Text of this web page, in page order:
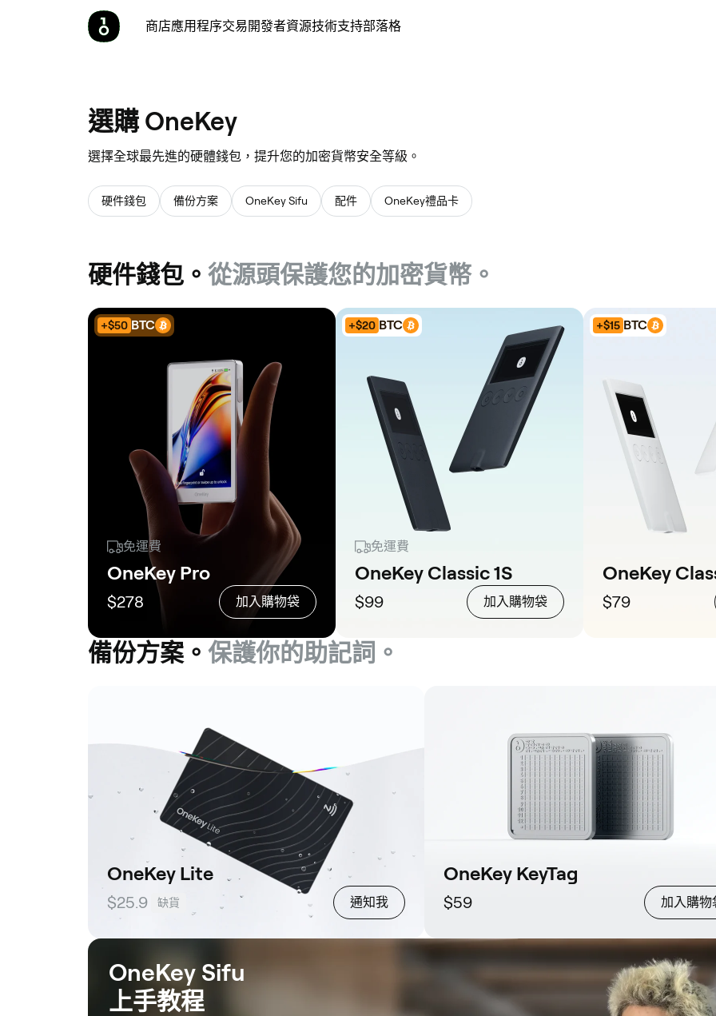
商店應用程序交易開發者資源技術支持部落格
OneKey
選購 OneKey
選擇全球最先進的硬體錢包，提升您的加密貨幣安全等級。
硬件錢包 備份方案 OneKey Sifu 配件 OneKey禮品卡
硬件錢包。 從源頭保護您的加密貨幣。
+$50 BTC
免運費
OneKey Pro
$278 加入購物袋
+$20 BTC
免運費
OneKey Classic 1S
$99 加入購物袋
+$15 BTC
OneKey
$79
備份方案。 保護你的助記詞。
OneKey Lite
$25.9 缺貨 通知我
OneKey KeyTag
$59 加入購物
OneKey Sifu
上手教程